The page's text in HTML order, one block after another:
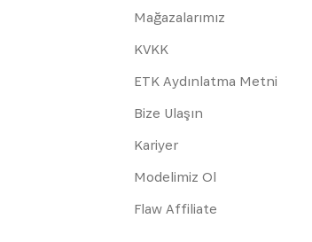
Mağazalarımız
KVKK
ETK Aydınlatma Metni
Bize Ulaşın
Kariyer
Modelimiz Ol
Flaw Affiliate